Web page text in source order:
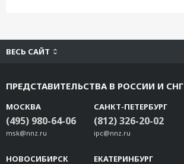
ВЕСЬ САЙТ
ПРЕДСТАВИТЕЛЬСТВА В РОССИИ И СНГ
МОСКВА
(495) 980-64-06
msk@nnz.ru
САНКТ-ПЕТЕРБУРГ
(812) 326-20-02
ipc@nnz.ru
НОВОСИБИРСК ЕКАТЕРИНБУРГ